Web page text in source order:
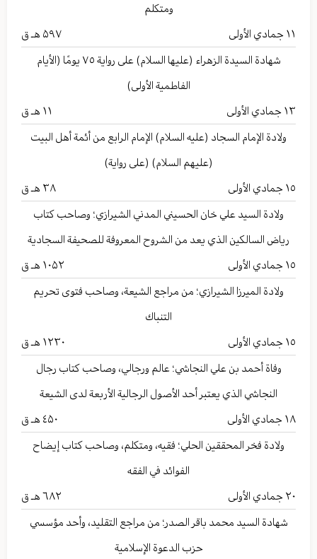
ومتكلم
١١ جمادي الأولى
۵۹۷ هـ ق
شهادة السيدة الزهراء (عليها السلام) على رواية ٧٥ يومًا (الأيام
الفاطمية الأولى)
١٣ جمادي الأولى
۱۱ هـ ق
ولادة الإمام السجاد (عليه السلام) الإمام الرابع من أئمة أهل البيت
(عليهم السلام) (على رواية)
١٥ جمادي الأولى
۳۸ هـ ق
ولادة السيد علي خان الحسيني المدني الشيرازي؛ وصاحب كتاب
رياض السالكين الذي يعد من الشروح المعروفة للصحيفة السجادية
١٥ جمادي الأولى
۱۰۵۲ هـ ق
ولادة الميرزا الشيرازي؛ من مراجع الشيعة، وصاحب فتوى تحريم
التنباك
١٥ جمادي الأولى
۱۲۳۰ هـ ق
وفاة أحمد بن علي النجاشي؛ عالم ورجالي، وصاحب كتاب رجال
النجاشي الذي يعتبر أحد الأصول الرجالية الأربعة لدى الشيعة
١٨ جمادي الأولى
٤۵۰ هـ ق
ولادة فخر المحققين الحلي؛ فقيه، ومتكلم، وصاحب كتاب إيضاح
الفوائد في الفقه
٢٠ جمادي الأولى
٦۸۲ هـ ق
شهادة السيد محمد باقر الصدر؛ من مراجع التقليد، وأحد مؤسسي
حزب الدعوة الإسلامية